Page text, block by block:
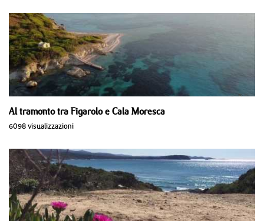
Al tramonto tra Figarolo e Cala Moresca
6098 visualizzazioni